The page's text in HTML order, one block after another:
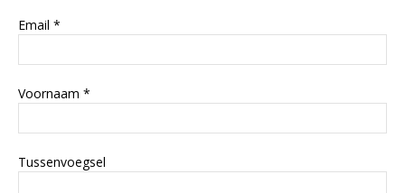
Email *
Voornaam *
Tussenvoegsel